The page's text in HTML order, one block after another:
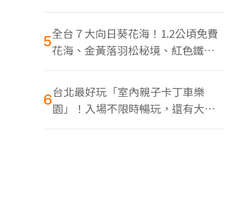
男，百款周邊買翻
5全台７大向日葵花海！1.2公頃免費
花海、金黃落羽松秘境、紅色鐵橋
同框
6台北最好玩「室內親子卡丁車樂
園」！入場不限時暢玩，還有大螢
幕Switch遊戲區